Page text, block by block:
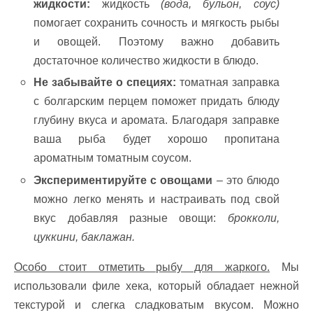
жидкости: жидкость (вода, бульон, соус)
помогает сохранить сочность и мягкость рыбы
и овощей. Поэтому важно добавить
достаточное количество жидкости в блюдо.
Не забывайте о специях: томатная заправка
с болгарским перцем поможет придать блюду
глубину вкуса и аромата. Благодаря заправке
ваша рыба будет хорошо пропитана
ароматным томатным соусом.
Экспериментируйте с овощами – это блюдо
можно легко менять и настраивать под свой
вкус добавляя разные овощи: брокколи,
цуккини, баклажан.
Особо стоит отметить рыбу для жаркого. Мы
использовали филе хека, который обладает нежной
текстурой и слегка сладковатым вкусом. Можно